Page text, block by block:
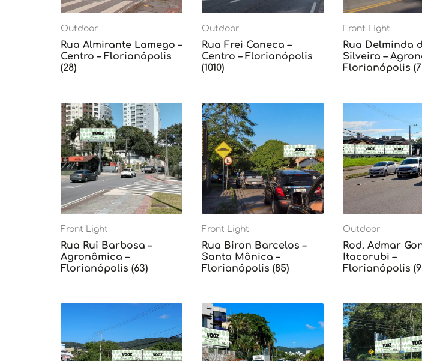
Outdoor
Rua Almirante Lamego –
Centro – Florianópolis
(28)
Outdoor
Rua Frei Caneca –
Centro – Florianópolis
(1010)
Front Light
Rua Delminda
Silveira –
Florianópolis
Front Light
Rua Rui Barbosa –
Agronômica –
Florianópolis (63)
Front Light
Rua Biron Barcelos –
Santa Mônica –
Florianópolis (85)
Outdoor
Rod. Admar
Itacorubi –
Florianópolis